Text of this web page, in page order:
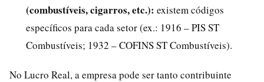
(combustíveis, cigarros, etc.): existem códigos
específicos para cada setor (ex.: 1916 – PIS ST
Combustíveis; 1932 – COFINS ST Combustíveis).
No Lucro Real, a empresa pode ser tanto contribuinte